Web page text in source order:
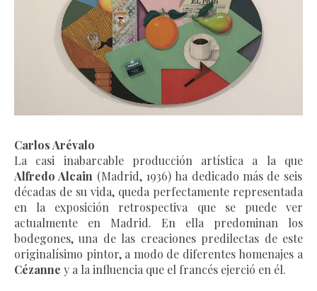
Carlos Arévalo
La casi inabarcable producción artística a la que
Alfredo Alcain (Madrid, 1936) ha dedicado más de seis
décadas de su vida, queda perfectamente representada
en la exposición retrospectiva que se puede ver
actualmente en Madrid. En ella predominan los
bodegones, una de las creaciones predilectas de este
originalísimo pintor, a modo de diferentes homenajes a
Cézanne y a la influencia que el francés ejerció en él.